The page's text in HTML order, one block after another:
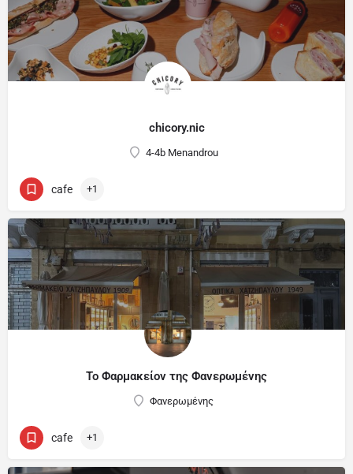
chicory.nic
4-4b Menandrou
cafe +1
Το Φαρμακείον της Φανερωμένης
Φανερωμένης
cafe +1